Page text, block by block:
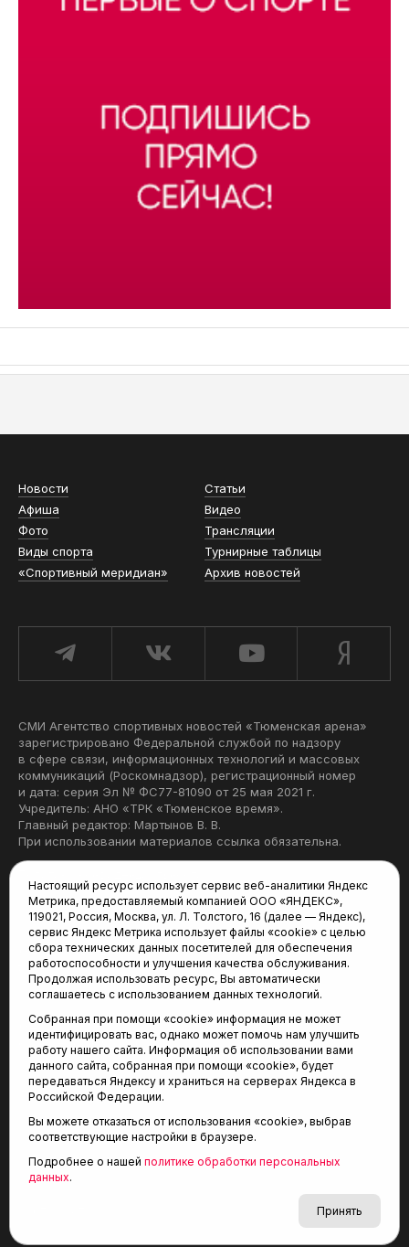
Новости
Статьи
Афиша
Видео
Фото
Трансляции
Виды спорта
Турнирные таблицы
«Спортивный меридиан»
Архив новостей
СМИ Агентство спортивных новостей «Тюменская арена»
зарегистрировано Федеральной службой по надзору
в сфере связи, информационных технологий и массовых
коммуникаций (Роскомнадзор), регистрационный номер
и дата: серия Эл № ФС77-81090 от 25 мая 2021 г.
Учредитель: АНО «ТРК «Тюменское время».
Главный редактор: Мартынов В. В.
При использовании материалов ссылка обязательна.
Редакция:
625035, Тюмень, пр. Геологоразведчиков, 28А
(3452) 68-22-28
tum-arena@mail.ru
Отдел продаж:
(3452) 68-89-78
kotovaev@sibinformburo.ru
© 2001-2026 Агентство спортивных новостей
Настоящий ресурс использует сервис веб-аналитики Яндекс
Метрика, предоставляемый компанией ООО «ЯНДЕКС»,
119021, Россия, Москва, ул. Л. Толстого, 16 (далее — Яндекс),
сервис Яндекс Метрика использует файлы «cookie» с целью
сбора технических данных посетителей для обеспечения
работоспособности и улучшения качества обслуживания.
Продолжая использовать ресурс, Вы автоматически
соглашаетесь с использованием данных технологий.
Собранная при помощи «cookie» информация не может
идентифицировать вас, однако может помочь нам улучшить
работу нашего сайта. Информация об использовании вами
данного сайта, собранная при помощи «cookie», будет
передаваться Яндексу и храниться на серверах Яндекса в
Российской Федерации.
Вы можете отказаться от использования «cookie», выбрав
соответствующие настройки в браузере.
Подробнее о нашей политике обработки персональных
данных.
Принять